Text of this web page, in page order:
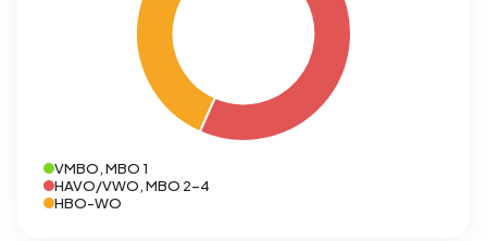
VMBO, MBO 1
HAVO/VWO, MBO 2-4
HBO-WO